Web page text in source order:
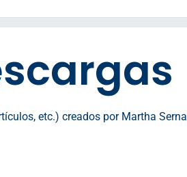
etc.) creados por Martha Serna